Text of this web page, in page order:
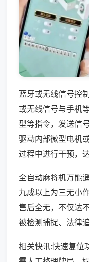
蓝牙或无线信号控
或无线信号与手机
型等指令，发送信
驱动内部微型电机
过程中进行干预，
全自动麻将机万能
九成以上为三无小
售后全无，不仅达
被检测捕捉、法律
相关快讯:快速复位